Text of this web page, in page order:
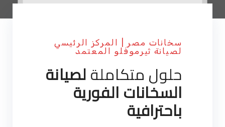
سخانات مصر | المركز الرئيسي
لصيانة ثيرموفلو المعتمد
حلول متكاملةلصيانة
السخانات الفورية
باحترافية